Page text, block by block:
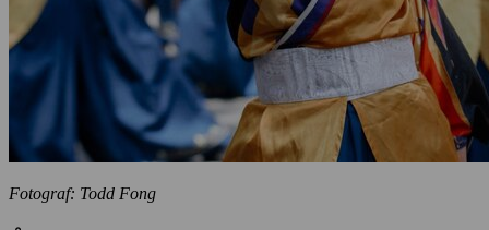
Fotograf: Todd Fong